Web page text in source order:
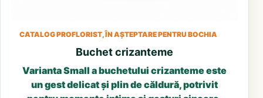
CATALOG PROFLORIST, ÎN AȘTEPTARE PENTRU BOCHIA
Buchet crizanteme
Varianta Small a buchetului crizanteme este
un gest delicat și plin de căldură, potrivit